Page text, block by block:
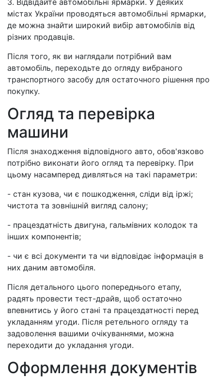
3. Відвідайте автомобільні ярмарки. У деяких
містах України проводяться автомобільні ярмарки,
де можна знайти широкий вибір автомобілів від
різних продавців.
Після того, як ви наглядали потрібний вам
автомобіль, переходьте до огляду вибраного
транспортного засобу для остаточного рішення про
покупку.
Огляд та перевірка
машини
Після знаходження відповідного авто, обов'язково
потрібно виконати його огляд та перевірку. При
цьому насамперед дивляться на такі параметри:
- стан кузова, чи є пошкодження, сліди від іржі;
чистота та зовнішній вигляд салону;
- працездатність двигуна, гальмівних колодок та
інших компонентів;
- чи є всі документи та чи відповідає інформація в
них даним автомобіля.
Після детального цього попереднього етапу,
радять провести тест-драйв, щоб остаточно
впевнитись у його стані та працездатності перед
укладанням угоди. Після ретельного огляду та
задоволення вашими очікуваннями, можна
переходити до укладання угоди.
Оформлення документів